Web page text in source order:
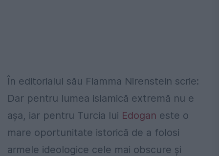
În editorialul său Fiamma Nirenstein scrie:
Dar pentru lumea islamică extremă nu e
aşa, iar pentru Turcia lui Edogan este o
mare oportunitate istorică de a folosi
armele ideologice cele mai obscure şi